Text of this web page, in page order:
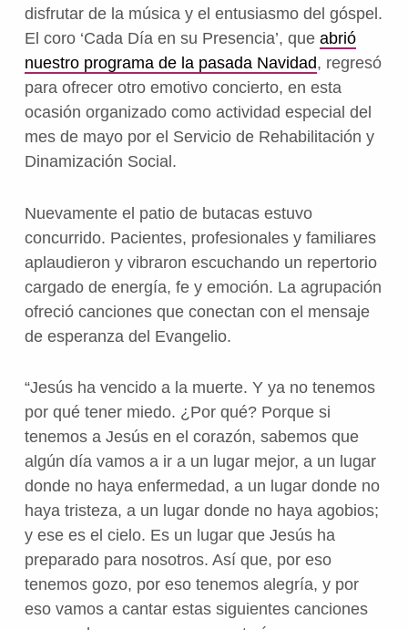
disfrutar de la música y el entusiasmo del góspel.
El coro ‘Cada Día en su Presencia’, que abrió
nuestro programa de la pasada Navidad, regresó
para ofrecer otro emotivo concierto, en esta
ocasión organizado como actividad especial del
mes de mayo por el Servicio de Rehabilitación y
Dinamización Social.
Nuevamente el patio de butacas estuvo
concurrido. Pacientes, profesionales y familiares
aplaudieron y vibraron escuchando un repertorio
cargado de energía, fe y emoción. La agrupación
ofreció canciones que conectan con el mensaje
de esperanza del Evangelio.
“Jesús ha vencido a la muerte. Y ya no tenemos
por qué tener miedo. ¿Por qué? Porque si
tenemos a Jesús en el corazón, sabemos que
algún día vamos a ir a un lugar mejor, a un lugar
donde no haya enfermedad, a un lugar donde no
haya tristeza, a un lugar donde no haya agobios;
y ese es el cielo. Es un lugar que Jesús ha
preparado para nosotros. Así que, por eso
tenemos gozo, por eso tenemos alegría, y por
eso vamos a cantar estas siguientes canciones